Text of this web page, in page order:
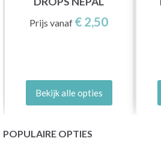
Prijs vanaf € 2,50
Bekijk alle opties
POPULAIRE OPTIES